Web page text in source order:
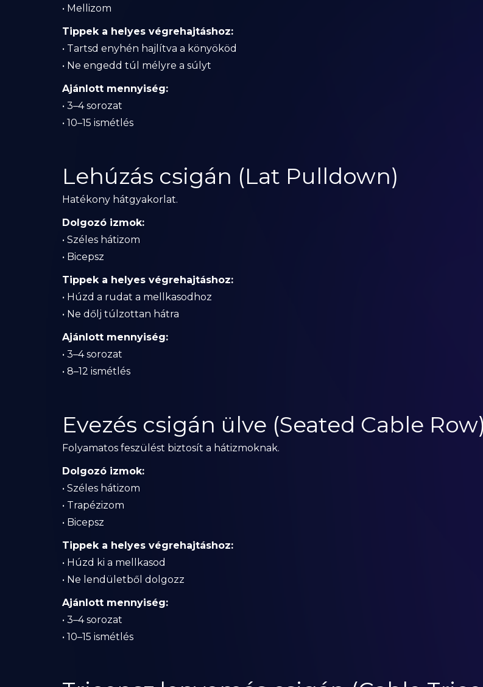
• Mellizom
Tippek a helyes végrehajtáshoz:
• Tartsd enyhén hajlítva a könyököd
• Ne engedd túl mélyre a súlyt
Ajánlott mennyiség:
• 3–4 sorozat
• 10–15 ismétlés
Lehúzás csigán (Lat Pulldown)
Hatékony hátgyakorlat.
Dolgozó izmok:
• Széles hátizom
• Bicepsz
Tippek a helyes végrehajtáshoz:
• Húzd a rudat a mellkasodhoz
• Ne dőlj túlzottan hátra
Ajánlott mennyiség:
• 3–4 sorozat
• 8–12 ismétlés
Evezés csigán ülve (Seated Cable Row)
Folyamatos feszülést biztosít a hátizmoknak.
Dolgozó izmok:
• Széles hátizom
• Trapézizom
• Bicepsz
Tippek a helyes végrehajtáshoz:
• Húzd ki a mellkasod
• Ne lendületből dolgozz
Ajánlott mennyiség:
• 3–4 sorozat
• 10–15 ismétlés